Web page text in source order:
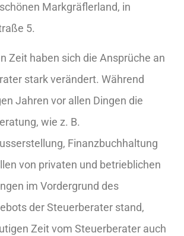
Markgräflerland, in
5.
Zeit haben sich die Ansprüche an
stark verändert. Während
Jahren vor allen Dingen die
wie z. B.
Finanzbuchhaltung
von privaten und betrieblichen
im Vordergrund des
der Steuerberater stand,
Zeit vom Steuerberater auch